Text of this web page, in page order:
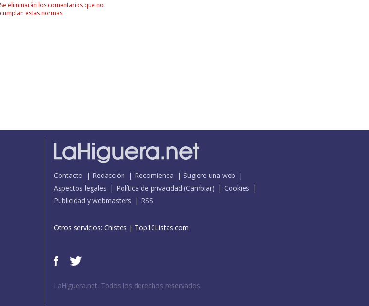
Se eliminarán los comentarios que no
cumplan estas normas
Contacto Redacción Recomienda
Sugiere una web
Aspectos legales
Política de privacidad (Cambiar)
Cookies
Publicidad y webmasters
RSS
Otros servicios: Chistes | Top10Listas.com
LaHiguera.net. Todos los derechos reservados